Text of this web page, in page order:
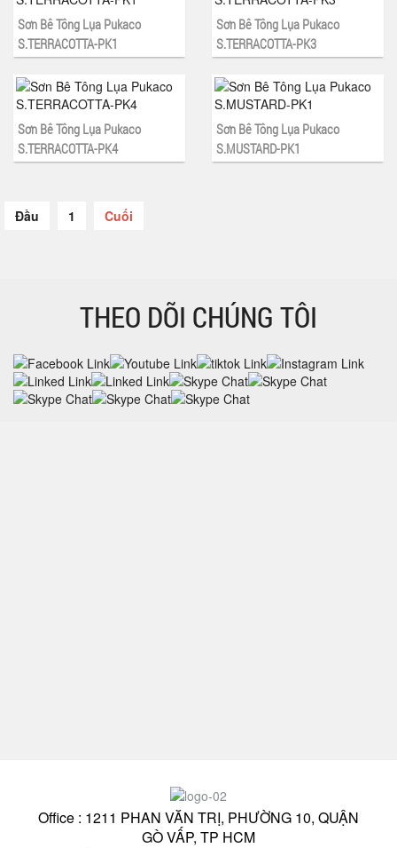
Sơn Bê Tông Lụa Pukaco
S.TERRACOTTA-PK1
Sơn Bê Tông Lụa Pukaco
S.TERRACOTTA-PK3
Sơn Bê Tông Lụa Pukaco
S.TERRACOTTA-PK4
Sơn Bê Tông Lụa Pukaco
S.MUSTARD-PK1
Đầu 1 Cuối
THEO DÕI CHÚNG TÔI
Office : 1211 PHAN VĂN TRỊ, PHƯỜNG 10, QUẬN
GÒ VẤP, TP HCM